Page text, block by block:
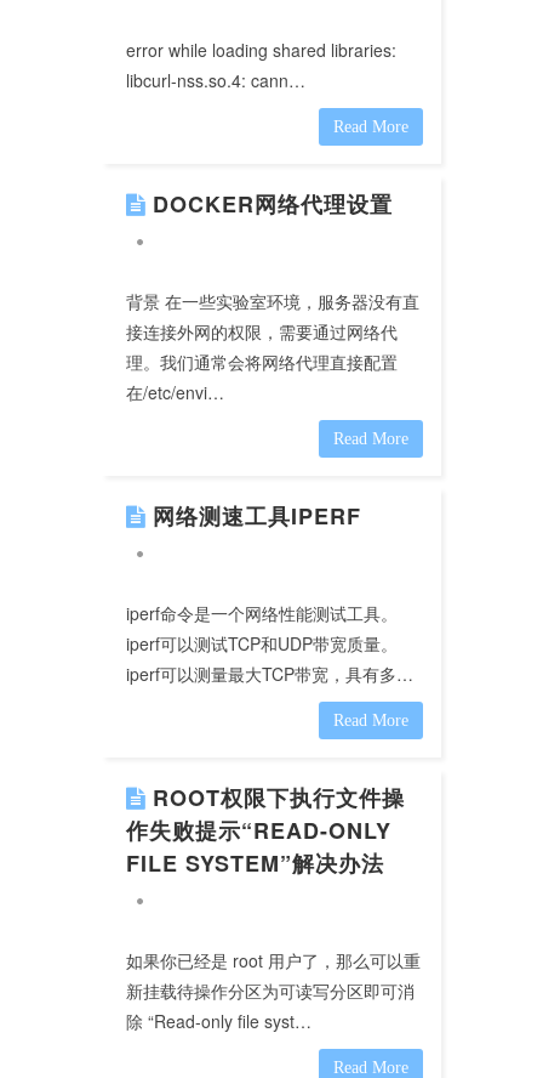
error while loading shared libraries:
libcurl-nss.so.4: cann…
Read More
DOCKER网络代理设置
背景 在一些实验室环境，服务器没有直
接连接外网的权限，需要通过网络代
理。我们通常会将网络代理直接配置
在/etc/envi…
Read More
网络测速工具IPERF
iperf命令是一个网络性能测试工具。
iperf可以测试TCP和UDP带宽质量。
iperf可以测量最大TCP带宽，具有多…
Read More
ROOT权限下执行文件操
作失败提示“READ-ONLY
FILE SYSTEM”解决办法
如果你已经是 root 用户了，那么可以重
新挂载待操作分区为可读写分区即可消
除 “Read-only file syst…
Read More